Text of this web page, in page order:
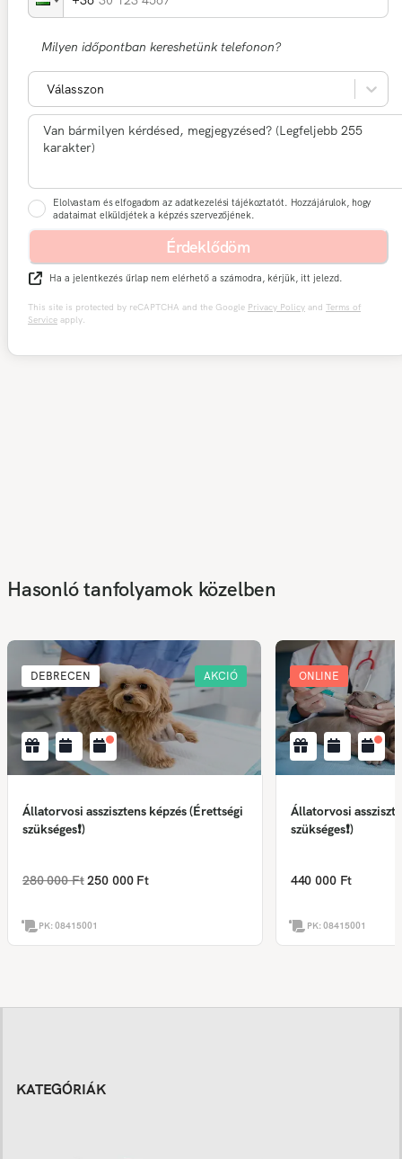
Milyen időpontban kereshetünk telefonon?
Válasszon
Elolvastam és elfogadom az adatkezelési tájékoztatót. Hozzájárulok, hogy
adataimat elküldjétek a képzés szervezőjének.
Érdeklődöm
Ha a jelentkezés űrlap nem elérhető a számodra, kérjük, itt jelezd.
This site is protected by reCAPTCHA and the Google Privacy Policy and Terms of
Service apply.
Hasonló tanfolyamok közelben
DEBRECEN AKCIÓ
Állatorvosi asszisztens képzés (Érettségi
szükséges❗)
280 000 Ft 250 000 Ft
PK:08415001
ONLINE
Állatorvosi
szükséges❗)
440 000 Ft
PK:08415001
KATEGÓRIÁK